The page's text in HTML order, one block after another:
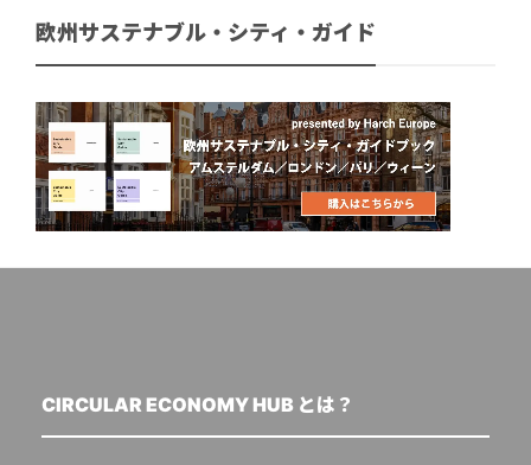
欧州サステナブル・シティ・ガイド
CIRCULAR ECONOMY HUB とは？